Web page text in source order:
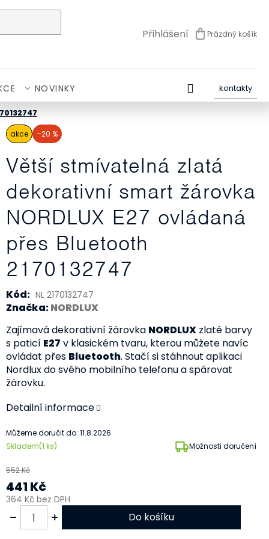
Přihlášení NÁKUPNÍ
Prázdný košík
NOVINKY kontakty
Větší stmívatelná zlatá
dekorativní smart žárovka
NORDLUX E27 ovládaná
přes Bluetooth
2170132747
Kód: NL 2170132747
akce –20 %
Značka:NORDLUX
Skladem(1 ks) Možnosti doručení
Můžeme doručit do: 11.8.2026
Zajímavá dekorativní žárovka NORDLUXzlaté barvy
s paticí E27 v klasickém tvaru, kterou můžete navíc
ovládat přes Bluetooth. Stačí si stáhnout aplikaci
Nordlux do svého mobilního telefonu a spárovat
žárovku.
Detailní informace
552 Kč
441 Kč
364 Kč bez DPH
Do košíku